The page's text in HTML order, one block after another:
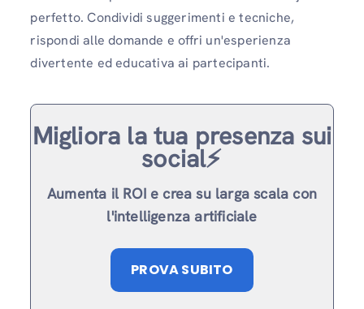
perfetto. Condividi suggerimenti e tecniche,
rispondi alle domande e offri un'esperienza
divertente ed educativa ai partecipanti.
Migliora la tua presenza sui
social⚡️
Aumenta il ROI e crea su larga scala con
l'intelligenza artificiale
PROVA SUBITO